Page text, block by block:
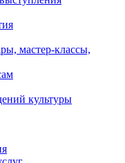
мастер-классы,
культуры